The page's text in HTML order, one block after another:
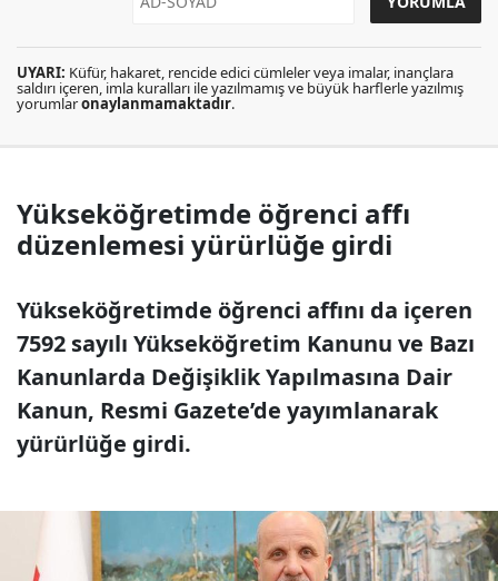
UYARI: Küfür, hakaret, rencide edici cümleler veya imalar, inançlara
saldırı içeren, imla kuralları ile yazılmamış ve büyük harflerle yazılmış
yorumlaronaylanmamaktadır.
Yükseköğretimde öğrenci affı
düzenlemesi yürürlüğe girdi
Yükseköğretimde öğrenci affını da içeren
7592 sayılı Yükseköğretim Kanunu ve Bazı
Kanunlarda Değişiklik Yapılmasına Dair
Kanun, Resmi Gazete’de yayımlanarak
yürürlüğe girdi.